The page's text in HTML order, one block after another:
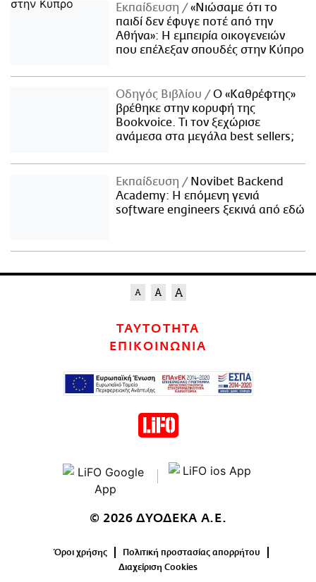
Εκπαίδευση
«Νιώσαμε ότι το
παιδί δεν έφυγε ποτέ από την
Αθήνα»: Η εμπειρία οικογενειών
που επέλεξαν σπουδές στην Κύπρο
Οδηγός Βιβλίου
Ο «Καθρέφτης»
βρέθηκε στην κορυφή της
Bookvoice. Τι τον ξεχώρισε
ανάμεσα στα μεγάλα best sellers;
Εκπαίδευση
Novibet Backend
Academy: Η επόμενη γενιά
software engineers ξεκινά από εδώ
ΤΑΥΤΟΤΗΤΑ
ΕΠΙΚΟΙΝΩΝΙΑ
© 2026 ΔΥΟΔΕΚΑ Α.Ε.
Όροι χρήσης
Πολιτική προστασίας απορρήτου
Διαχείριση Cookies